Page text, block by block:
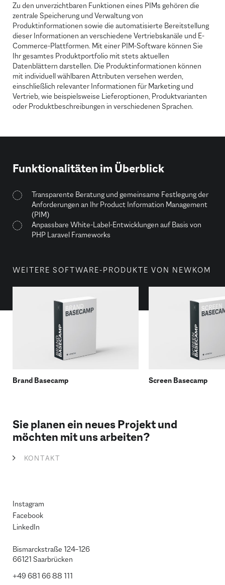
Zu den unverzichtbaren Funktionen eines PIMs gehören die
zentrale Speicherung und Verwaltung von
Produktinformationen sowie die automatisierte Bereitstellung
dieser Informationen an verschiedene Vertriebskanäle und E-
Commerce-Plattformen. Mit einer PIM-Software können Sie
Ihr gesamtes Produktportfolio mit stets aktuellen
Datenblättern darstellen. Die Produktinformationen können
mit individuell wählbaren Attributen versehen werden,
einschließlich relevanter Informationen für Marketing und
Vertrieb, wie beispielsweise Lieferoptionen, Produktvarianten
oder Produktbeschreibungen in verschiedenen Sprachen.
Funktionalitäten im Überblick
Transparente Beratung und gemeinsame Festlegung der
Anforderungen an Ihr Product Information Management
(PIM)
Anpassbare White-Label-Entwicklungen auf Basis von
PHP Laravel Frameworks
WEITERE SOFTWARE-PRODUKTE VON NEWKOM
Brand Basecamp Screen Basecamp
Sie planen ein neues Projekt und
möchten mit uns arbeiten?
KONTAKT
Instagram
Facebook
LinkedIn
Bismarckstraße 124–126
66121 Saarbrücken
+49 681 66 88 111